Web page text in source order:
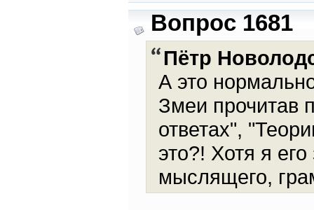
Вопрос 1681
Пётр
А это
Змеи прочитав
ответах",
это?! Хотя я
мыслящего,